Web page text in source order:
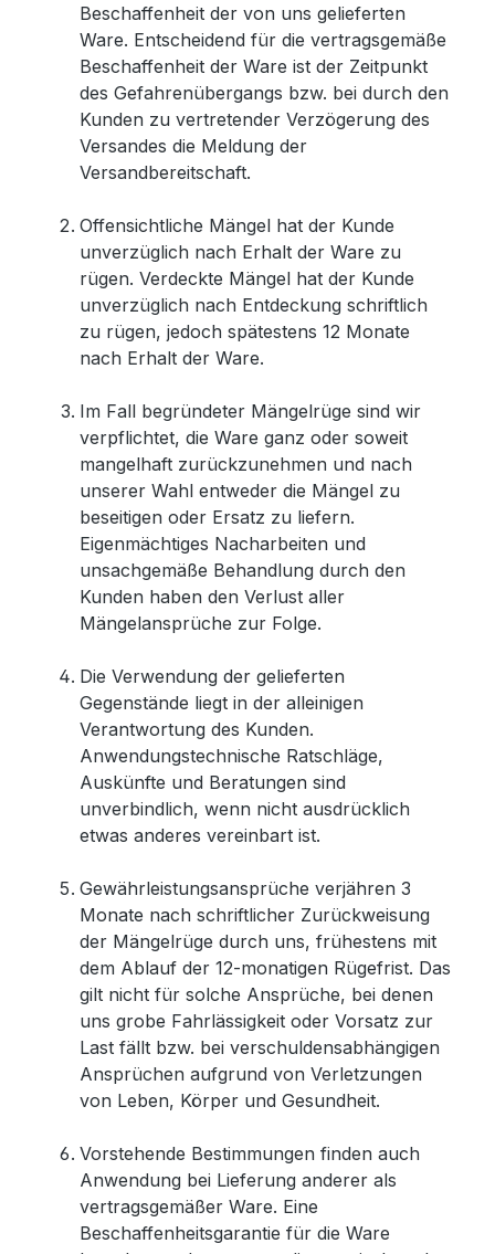
Beschaffenheit der von uns gelieferten
Ware. Entscheidend für die vertragsgemäße
Beschaffenheit der Ware ist der Zeitpunkt
des Gefahrenübergangs bzw. bei durch den
Kunden zu vertretender Verzögerung des
Versandes die Meldung der
Versandbereitschaft.
Offensichtliche Mängel hat der Kunde
unverzüglich nach Erhalt der Ware zu
rügen. Verdeckte Mängel hat der Kunde
unverzüglich nach Entdeckung schriftlich
zu rügen, jedoch spätestens 12 Monate
nach Erhalt der Ware.
Im Fall begründeter Mängelrüge sind wir
verpflichtet, die Ware ganz oder soweit
mangelhaft zurückzunehmen und nach
unserer Wahl entweder die Mängel zu
beseitigen oder Ersatz zu liefern.
Eigenmächtiges Nacharbeiten und
unsachgemäße Behandlung durch den
Kunden haben den Verlust aller
Mängelansprüche zur Folge.
Die Verwendung der gelieferten
Gegenstände liegt in der alleinigen
Verantwortung des Kunden.
Anwendungstechnische Ratschläge,
Auskünfte und Beratungen sind
unverbindlich, wenn nicht ausdrücklich
etwas anderes vereinbart ist.
Gewährleistungsansprüche verjähren 3
Monate nach schriftlicher Zurückweisung
der Mängelrüge durch uns, frühestens mit
dem Ablauf der 12-monatigen Rügefrist. Das
gilt nicht für solche Ansprüche, bei denen
uns grobe Fahrlässigkeit oder Vorsatz zur
Last fällt bzw. bei verschuldensabhängigen
Ansprüchen aufgrund von Verletzungen
von Leben, Körper und Gesundheit.
Vorstehende Bestimmungen finden auch
Anwendung bei Lieferung anderer als
vertragsgemäßer Ware. Eine
Beschaffenheitsgarantie für die Ware